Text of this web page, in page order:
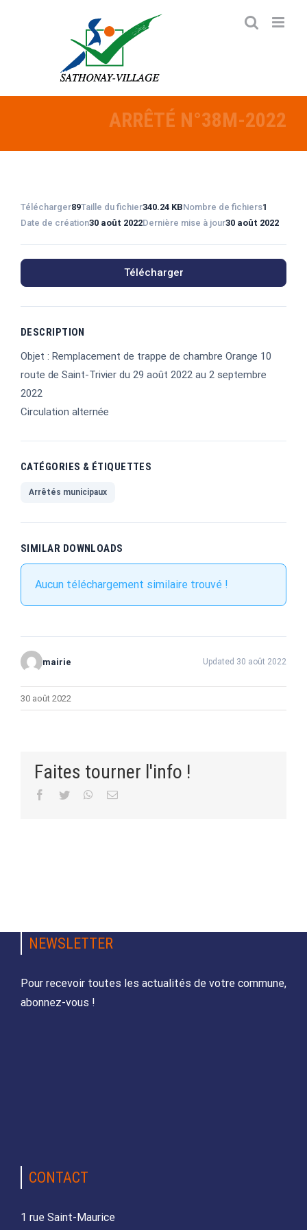
ARRÊTÉ N°38M-2022
Télécharger89Taille du fichier340.24 KBNombre de fichiers1
Date de création30 août 2022Dernière mise à jour30 août 2022
Télécharger
DESCRIPTION
Objet : Remplacement de trappe de chambre Orange 10
route de Saint-Trivier du 29 août 2022 au 2 septembre
2022
Circulation alternée
CATÉGORIES & ÉTIQUETTES
Arrêtés municipaux
SIMILAR DOWNLOADS
Aucun téléchargement similaire trouvé !
mairie Updated 30 août 2022
30 août 2022
Faites tourner l'info !
Facebook
Twitter WhatsApp
Email
NEWSLETTER
Pour recevoir toutes les actualités de votre commune,
abonnez-vous !
CONTACT
1 rue Saint-Maurice